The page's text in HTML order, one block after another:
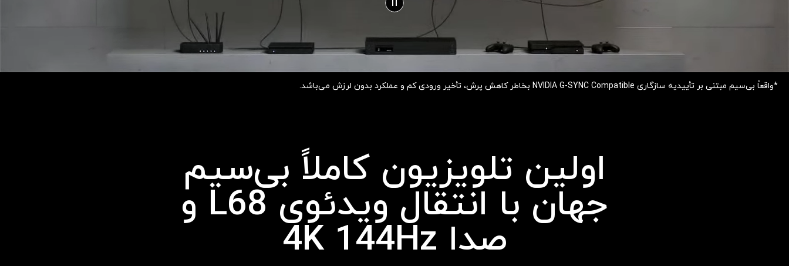
*واقعاً بی‌سیم مبتنی بر تأییدیه سازگاری NVIDIA G-SYNC Compatible بخاطر کاهش پرش، تأخیر ورودی کم و عملکرد بدون لرزش می‌باشد.
اولین تلویزیون کاملاً بی‌سیم
جهان با انتقال ویدئوی L68 و
صدا 4K 144Hz